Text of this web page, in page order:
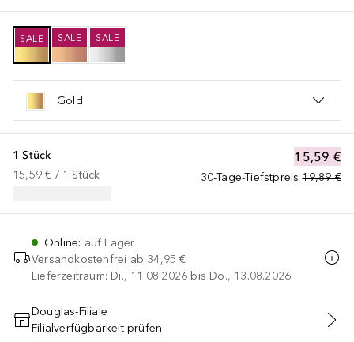
SALE SALE SALE
Gold
15,59 €
30-Tage-Tiefstpreis 19,89 €
1 Stück
15,59 € / 1 Stück
Online: auf Lager
Versandkostenfrei ab 34,95 €
Lieferzeitraum: Di., 11.08.2026 bis Do., 13.08.2026
IN DEN WARENKORB
Douglas-Filiale
Filialverfügbarkeit prüfen